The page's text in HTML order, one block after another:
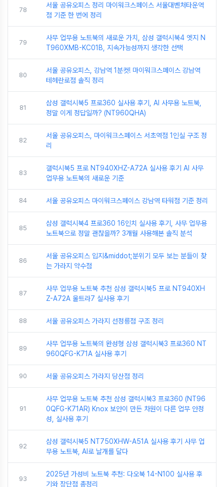
78
서울 공유오피스 정리 마이워크스페이스 서울대벤처타운역
점 기준 한 번에 정리
79
사무 업무용 노트북의 새로운 가치, 삼성 갤럭시북4 엣지 N
T960XMB-KC01B, 지속가능성까지 생각한 선택
80
서울 공유오피스, 강남역 1분컷! 마이워크스페이스 강남역
테헤란로점 솔직 정리
81
삼성 갤럭시북5 프로360 실사용 후기, AI 사무용 노트북,
정말 이게 정답일까? (NT960QHA)
82
서울 공유오피스, 마이워크스페이스 서초역점 1인실 구조 정
리
83
갤럭시북5 프로 NT940XHZ-A72A 실사용 후기 AI 사무
업무용 노트북의 새로운 기준
84 서울 공유오피스 마이워크스페이스 강남역 타워점 기준 정리
85
삼성 갤럭시북4 프로360 16인치 실사용 후기, 사무 업무용
노트북으로 정말 괜찮을까? 3개월 사용해본 솔직 분석
86
서울 공유오피스 입지&middot;분위기 모두 보는 분들이 찾
는 가라지 약수점
87
사무 업무용 노트북 추천 삼성 갤럭시북5 프로 NT940XH
Z-A72A 울트라7 실사용 후기
88 서울 공유오피스 가라지 선정릉점 구조 정리
89
사무 업무용 노트북의 완성형 삼성 갤럭시북3 프로360 NT
960QFG-K71A 실사용 후기
90 서울 공유오피스 가라지 당산점 정리
91
사무 업무용 노트북 추천 삼성 갤럭시북3 프로360 (NT96
0QFG-K71AR) Knox 보안이 만든 차원이 다른 업무 안정
성, 실사용 후기
92
삼성 갤럭시북5 NT750XHW-A51A 실사용 후기 사무 업
무용 노트북, AI로 날개를 달다
93
2025년 가성비 노트북 추천: 다오북 14-N100 실사용 후
기와 장단점 총정리